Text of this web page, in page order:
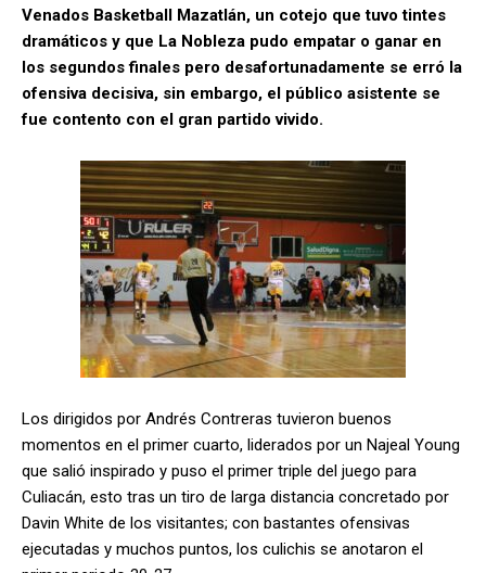
Venados Basketball Mazatlán, un cotejo que tuvo tintes
dramáticos y que La Nobleza pudo empatar o ganar en
los segundos finales pero desafortunadamente se erró la
ofensiva decisiva, sin embargo, el público asistente se
fue contento con el gran partido vivido.
Los dirigidos por Andrés Contreras tuvieron buenos
momentos en el primer cuarto, liderados por un Najeal Young
que salió inspirado y puso el primer triple del juego para
Culiacán, esto tras un tiro de larga distancia concretado por
Davin White de los visitantes; con bastantes ofensivas
ejecutadas y muchos puntos, los culichis se anotaron el